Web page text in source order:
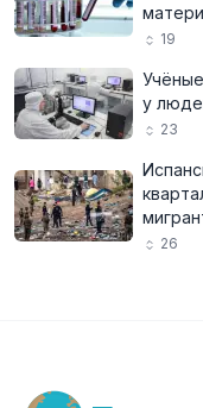
19
у
23
26